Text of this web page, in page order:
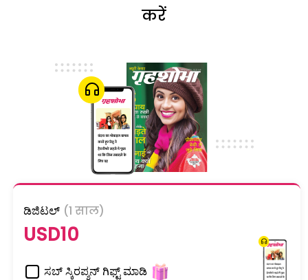
करें
ಡಿಜಿಟಲ್ (1 साल)
USD10
ಸಬ್ ಸ್ಕಿರಪ್ಶನ್ ಗಿಫ್ಟ್ ಮಾಡಿ